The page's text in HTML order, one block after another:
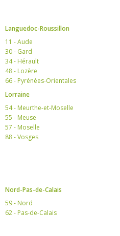
Languedoc-Roussillon
11 - Aude
30 - Gard
34 - Hérault
48 - Lozère
66 - Pyrénées-Orientales
Lorraine
54 - Meurthe-et-Moselle
55 - Meuse
57 - Moselle
88 - Vosges
Nord-Pas-de-Calais
59 - Nord
62 - Pas-de-Calais